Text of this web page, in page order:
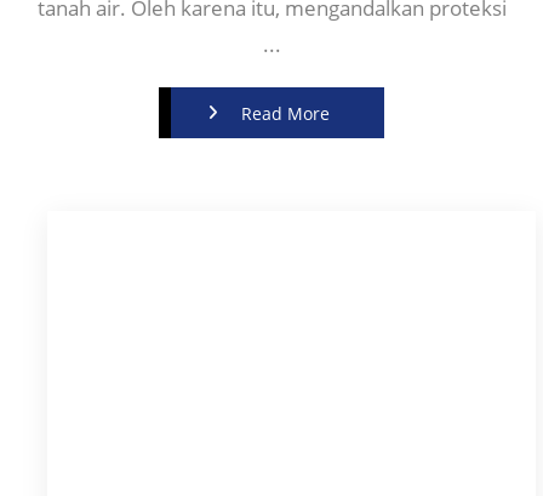
tanah air. Oleh karena itu, mengandalkan proteksi
...
Read More